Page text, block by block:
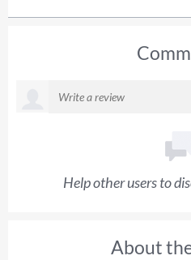
Help other users to
About